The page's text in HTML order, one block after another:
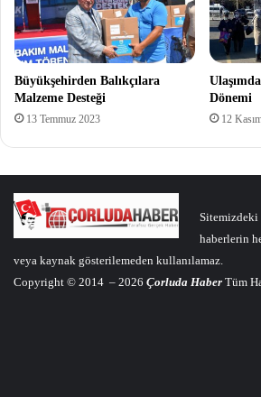
Büyükşehirden Balıkçılara
Malzeme Desteği
13 Temmuz 2023
Dönemi
12
Sitemizdeki
haberlerin
veya kaynak gösterilemeden kullanılamaz.
Copyright © 2014 – 2026 Çorluda Haber Tüm